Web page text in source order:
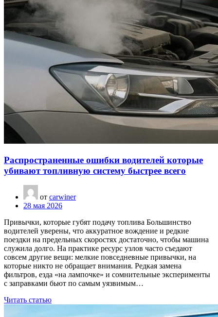
Распространенные ошибки водителей которые
убивают топливную систему быстрее всего
от carwiner
28 мая 2026
Привычки, которые губят подачу топлива Большинство
водителей уверены, что аккуратное вождение и редкие
поездки на предельных скоростях достаточно, чтобы машина
служила долго. На практике ресурс узлов часто съедают
совсем другие вещи: мелкие повседневные привычки, на
которые никто не обращает внимания. Редкая замена
фильтров, езда «на лампочке» и сомнительные эксперименты
с заправками бьют по самым уязвимым…
Читать статью